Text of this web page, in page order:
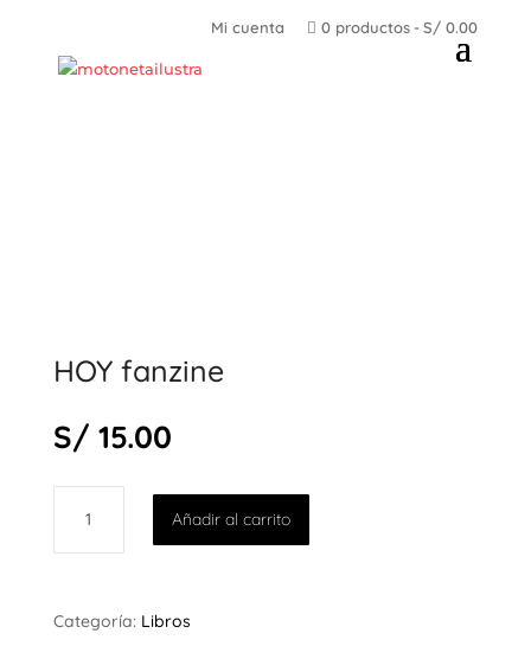
Mi cuenta 0 productos S/ 0.00
HOY fanzine
S/ 15.00
fanzine
cantidad
Añadir al carrito
Categoría: Libros